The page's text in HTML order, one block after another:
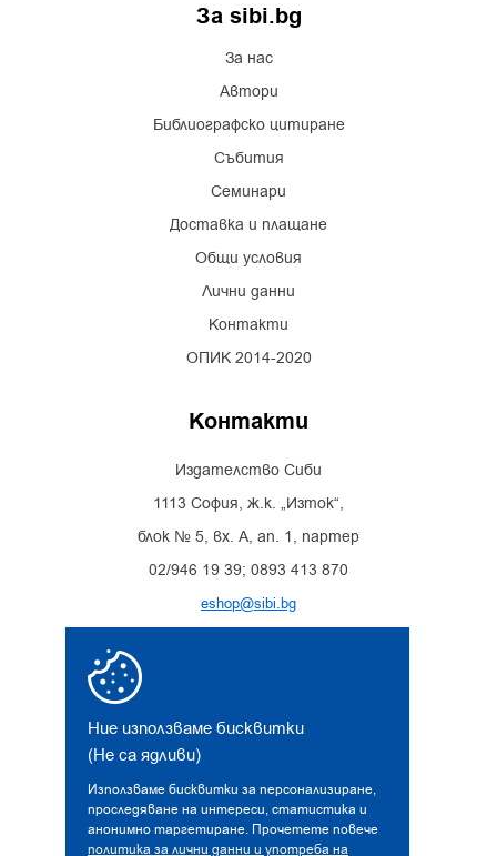
Ние използваме бисквитки
(Не са ядливи)
Използваме бисквитки за персонализиране,
проследяване на интереси, статистика и
анонимно таргетиране. Прочетете повече
политика за лични данни и употреба на
За sibi.bg
За нас
Автори
Библиографско цитиране
Събития
Семинари
Доставка и плащане
Общи условия
Лични данни
Контакти
ОПИК 2014-2020
Контакти
Издателство Сиби
1113 София, ж.к. „Изток“,
блок № 5, вх. А, ап. 1, партер
02/946 19 39; 0893 413 870
eshop@sibi.bg